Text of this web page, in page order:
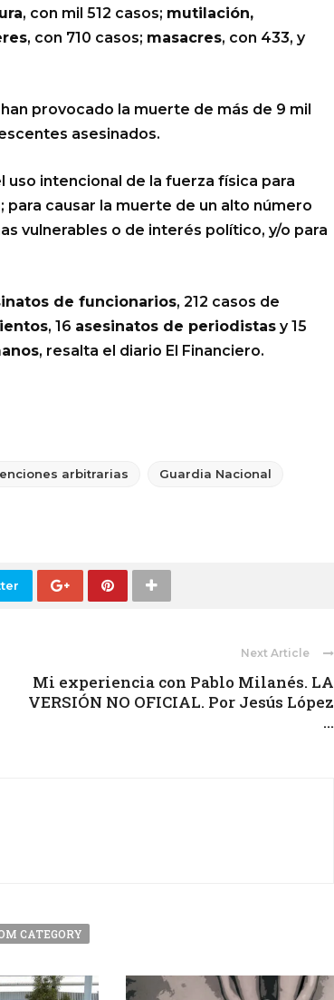
, con mil 512 casos; mutilación,
, con 710 casos; masacres, con 433, y
provocado la muerte de más de 9 mil
asesinados.
uso intencional de la fuerza física para
causar la muerte de un alto número
vulnerables o de interés político, y/o para
de funcionarios, 212 casos de
, 16 asesinatos de periodistas y 15
, resalta el diario El Financiero.
arbitrarias Guardia Nacional
Next Article
Mi experiencia con Pablo Milanés. LA
VERSIÓN NO OFICIAL. Por Jesús López
...
CATEGORY